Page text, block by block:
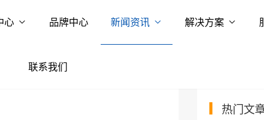
心 品牌中心 新闻资讯 解决方案
联系我们
热门文